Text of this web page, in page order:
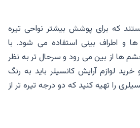
که برای پوشش بیشتر نواحی تیره
و اطراف بینی استفاده می شود. با
ها از بین می رود و سرحال تر به نظر
لوازم آرایش کانسیلر باید به رنگ
را تهیه کنید که دو درجه تیره تر از